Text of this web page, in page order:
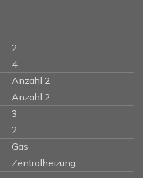
2
4
Anzahl 2
Anzahl 2
3
2
Gas
Zentralheizung